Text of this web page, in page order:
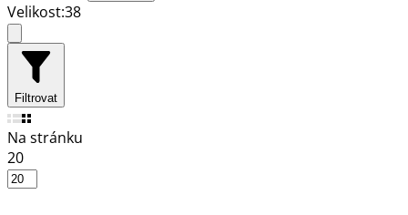
Velikost:38
Filtrovat
Na stránku
20